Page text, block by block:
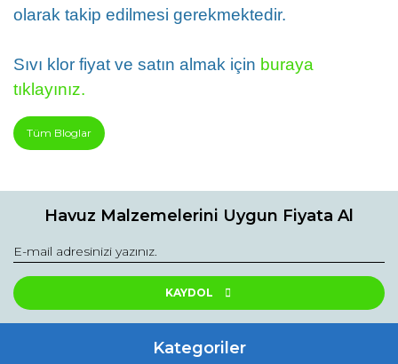
olarak takip edilmesi gerekmektedir.
Sıvı klor fiyat ve satın almak için buraya
tıklayınız.
Tüm Bloglar
Havuz Malzemelerini Uygun Fiyata Al
KAYDOL
Kategoriler